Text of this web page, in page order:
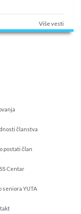
Više vesti
članstva
postati član
Centar
seniora YUTA